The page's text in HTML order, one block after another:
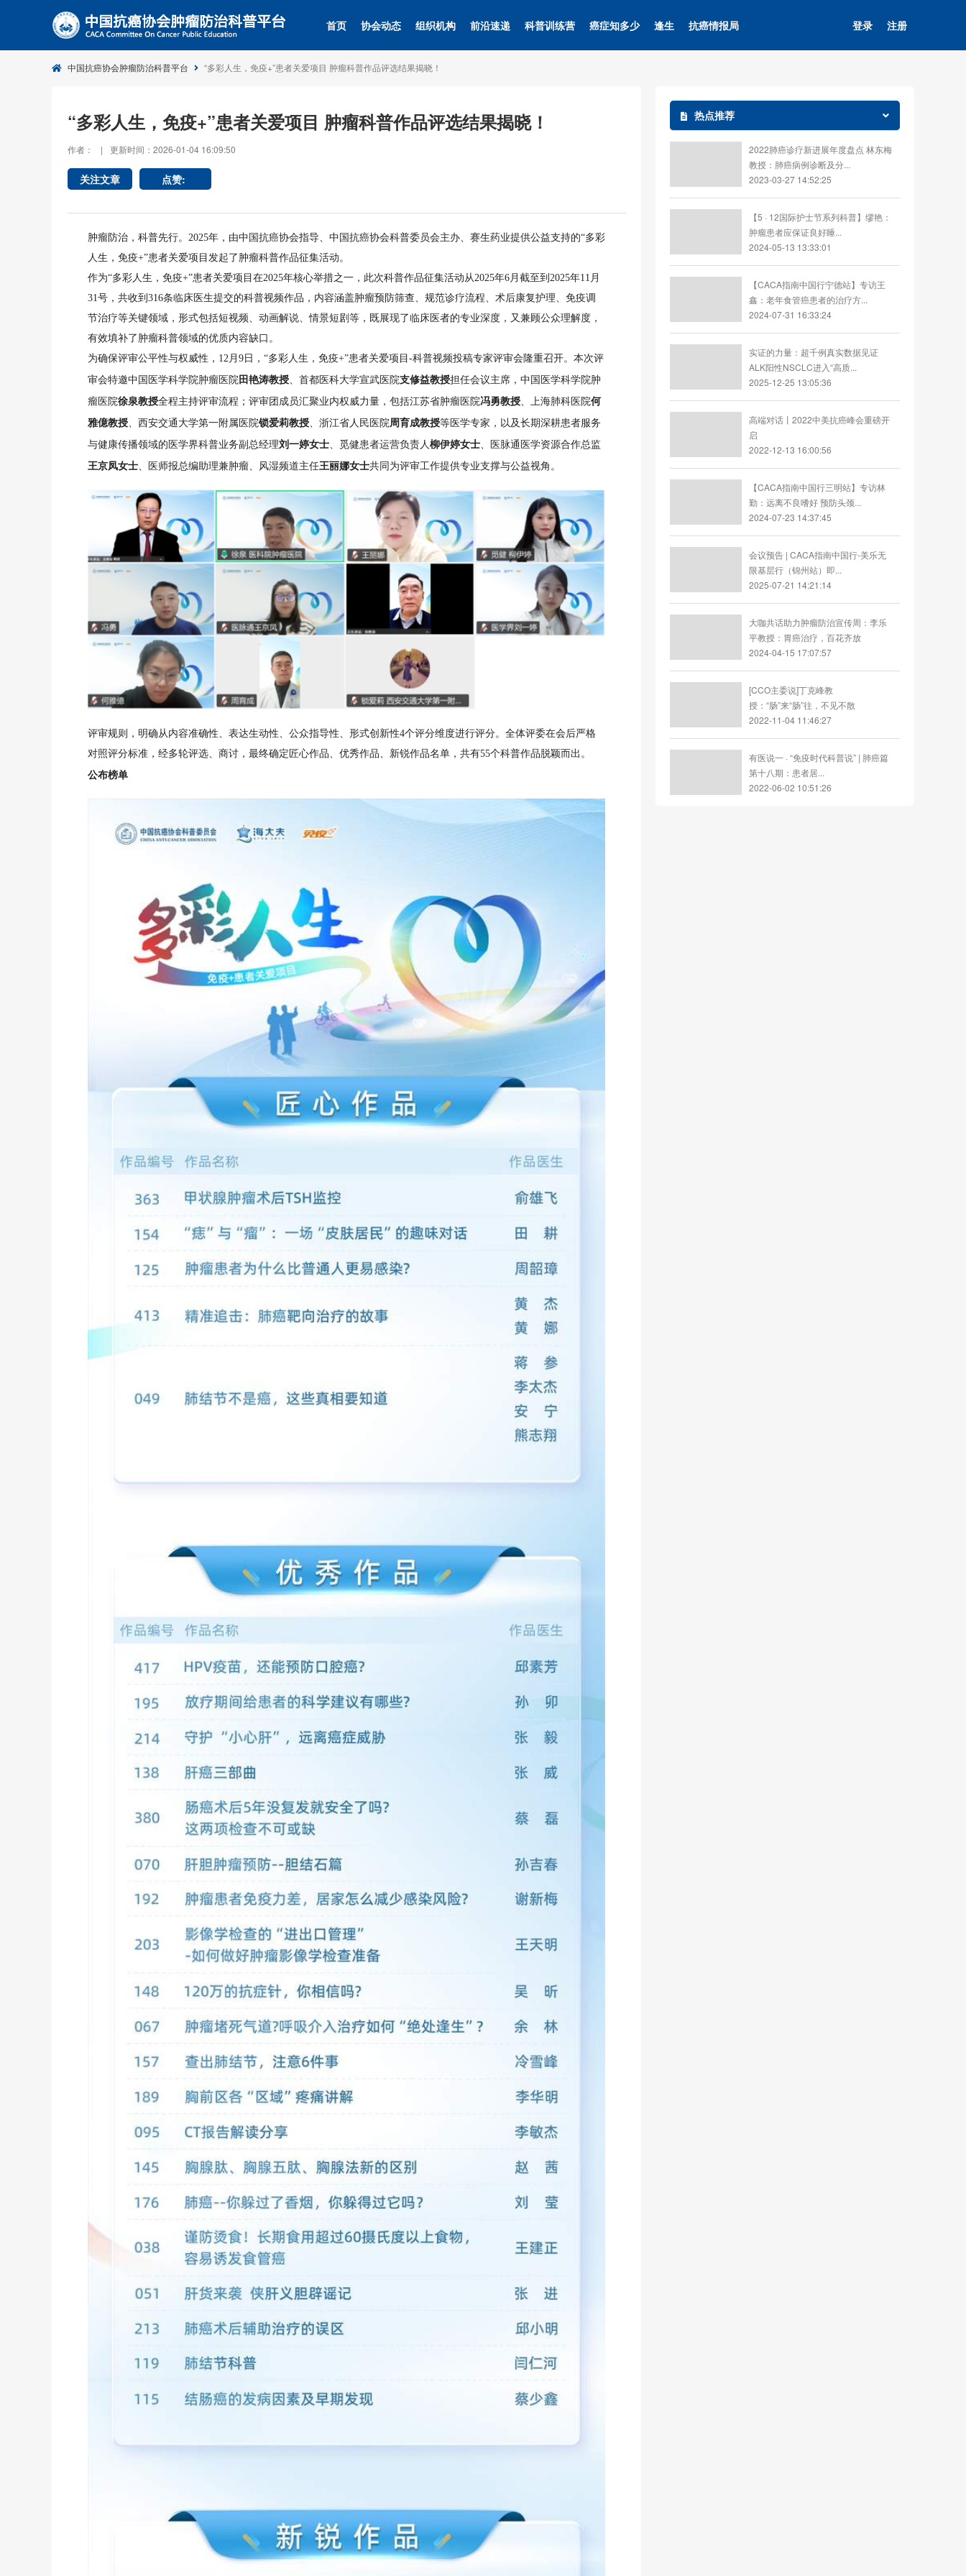
首页 协会动态 组织机构 前沿速递 科普训练营 癌症知多少 逢生 抗癌情报局 注册
登录
中国抗癌协会肿瘤防治科普平台 “多彩人生，免疫+”患者关爱项目 肿瘤科普作品评选结果揭晓！
“多彩人生，免疫+”患者关爱项目 肿瘤科普作品评选结果揭晓！
作者： | 更新时间：2026-01-04 16:09:50
关注文章 点赞:
肿瘤防治，科普先行。2025年，由中国抗癌协会指导、中国抗癌协会科普委员会主办、赛生药业提供公益支持的“多彩
人生，免疫+”患者关爱项目发起了肿瘤科普作品征集活动。
作为“多彩人生，免疫+”患者关爱项目在2025年核心举措之一，此次科普作品征集活动从2025年6月截至到2025年11月
31号，共收到316条临床医生提交的科普视频作品，内容涵盖肿瘤预防筛查、规范诊疗流程、术后康复护理、免疫调
节治疗等关键领域，形式包括短视频、动画解说、情景短剧等，既展现了临床医者的专业深度，又兼顾公众理解度，
有效填补了肿瘤科普领域的优质内容缺口。
为确保评审公平性与权威性，12月9日，“多彩人生，免疫+”患者关爱项目-科普视频投稿专家评审会隆重召开。本次评
审会特邀中国医学科学院肿瘤医院田艳涛教授、首都医科大学宣武医院支修益教授担任会议主席，中国医学科学院肿
瘤医院徐泉教授全程主持评审流程；评审团成员汇聚业内权威力量，包括江苏省肿瘤医院冯勇教授、上海肺科医院何
雅億教授、西安交通大学第一附属医院锁爱莉教授、浙江省人民医院周育成教授等医学专家，以及长期深耕患者服务
与健康传播领域的医学界科普业务副总经理刘一婷女士、觅健患者运营负责人柳伊婷女士、医脉通医学资源合作总监
王京凤女士、医师报总编助理兼肿瘤、风湿频道主任王丽娜女士共同为评审工作提供专业支撑与公益视角。
评审规则，明确从内容准确性、表达生动性、公众指导性、形式创新性4个评分维度进行评分。全体评委在会后严格
对照评分标准，经多轮评选、商讨，最终确定匠心作品、优秀作品、新锐作品名单，共有55个科普作品脱颖而出。
公布榜单
热点推荐
2022肺癌诊疗新进展年度盘点 林东梅
教授：肺癌病例诊断及分...
2023-03-27 14:52:25
【5 · 12国际护士节系列科普】缪艳：
肿瘤患者应保证良好睡...
2024-05-13 13:33:01
【CACA指南中国行宁德站】专访王
鑫：老年食管癌患者的治疗方...
2024-07-31 16:33:24
实证的力量：超千例真实数据见证
ALK阳性NSCLC进入“高质...
2025-12-25 13:05:36
高端对话丨2022中美抗癌峰会重磅开
启
2022-12-13 16:00:56
【CACA指南中国行三明站】专访林
勤：远离不良嗜好 预防头颈...
2024-07-23 14:37:45
会议预告 | CACA指南中国行-美乐无
限基层行（锦州站）即...
2025-07-21 14:21:14
大咖共话助力肿瘤防治宣传周：李乐
平教授：胃癌治疗，百花齐放
2024-04-15 17:07:57
[CCO主委说]丁克峰教
授：“肠”来“肠”往，不见不散
2022-11-04 11:46:27
有医说一 · “免疫时代科普说” | 肺癌篇
第十八期：患者居...
2022-06-02 10:51:26